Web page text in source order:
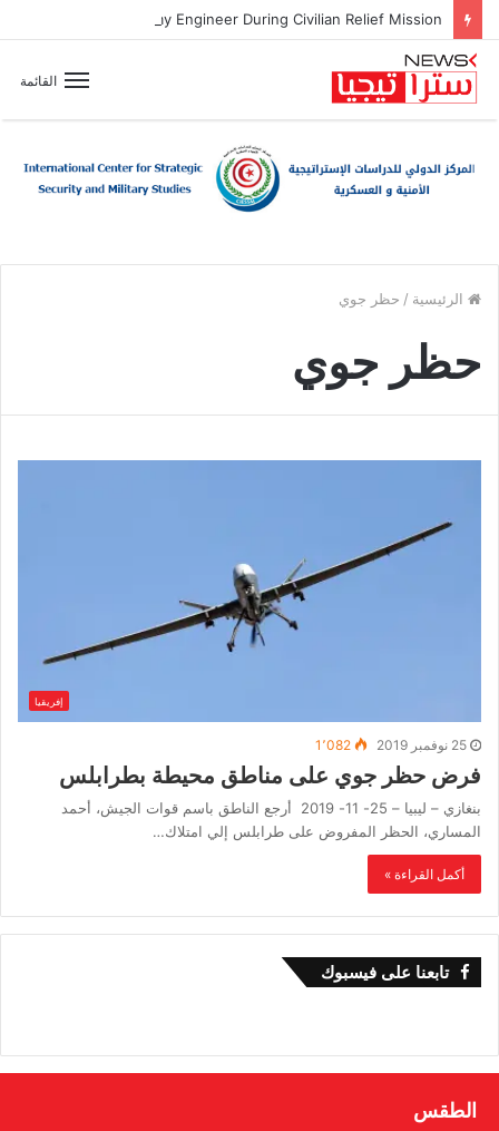
القائمة
الرئيسية / حظر جوي
حظر جوي
إفريقيا
25 نوفمبر 2019 1٬082
فرض حظر جوي على مناطق محيطة بطرابلس
بنغازي – ليبيا – 25- 11- 2019 أرجع الناطق باسم قوات الجيش، أحمد
المساري، الحظر المفروض على طرابلس إلي امتلاك…
أكمل القراءة »
تابعنا على فيسبوك
الطقس